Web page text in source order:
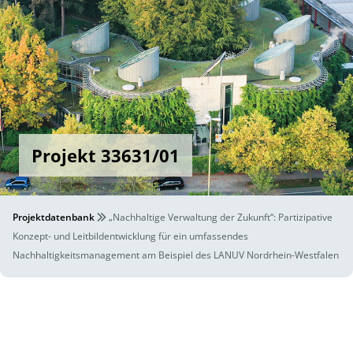
Projekt 33631/01
Projektdatenbank
„Nachhaltige Verwaltung der Zukunft“: Partizipative
Konzept- und Leitbildentwicklung für ein umfassendes
Nachhaltigkeitsmanagement am Beispiel des LANUV Nordrhein-Westfalen